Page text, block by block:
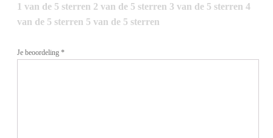
1 van de 5 sterren 2 van de 5 sterren 3 van de 5 sterren 4
van de 5 sterren 5 van de 5 sterren
Je beoordeling *